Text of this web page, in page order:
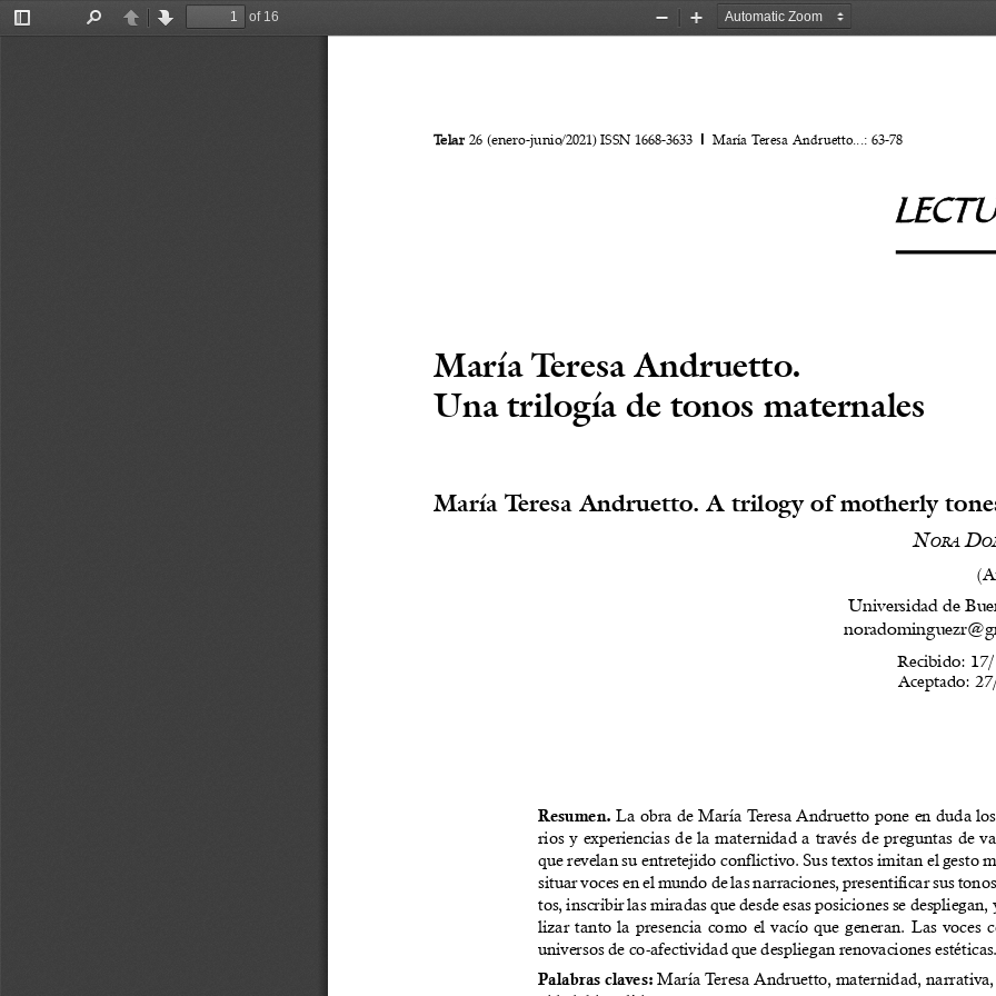
Toggle
PreviousNext
of 16
Zoom
Zoom
María Teresa Andruetto.
Una trilogía de tonos maternales
María Teresa Andruetto. A trilogy of motherly
NORA D
Universidad de
Recibido: 17/
Aceptado:
Resumen. La obra de María Teresa Andruetto pone en duda
rios y experiencias de la maternidad a través de preguntas de
que revelan su entretejido conflictivo. Sus textos imitan el gesto
situar voces en el mundo de las narraciones, presentificar sus
tos, inscribir las miradas que desde esas posiciones se despliegan,
lizar tanto la presencia como el vacío que generan. Las voces
universos de co-afectividad que despliegan renovaciones estéticas.
Palabras claves: María Teresa Andruetto, maternidad, narrativa,
Telar 26 (enero-junio/2021) ISSN 1668-3633 l María Teresa Andruetto... : 63-78